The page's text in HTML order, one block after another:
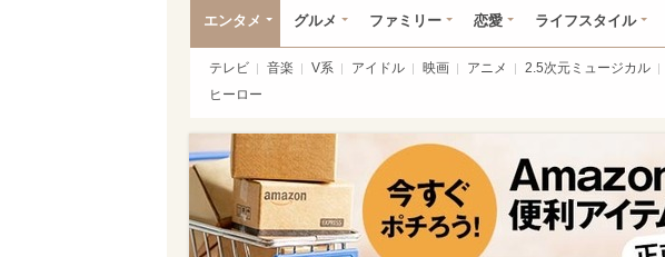
エンタメ グルメ ファミリー 恋愛 ライフスタイル
テレビ 音楽 V系 アイドル 映画 アニメ 2.5次元ミュージカル
ヒーロー